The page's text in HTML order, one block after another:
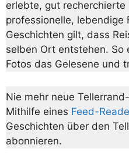
erlebte, gut recherchierte
professionelle, lebendige
Geschichten gilt, dass
selben Ort entstehen. So
Fotos das Gelesene und
Nie mehr neue
Mithilfe eines Feed-
Geschichten über den
abonnieren.